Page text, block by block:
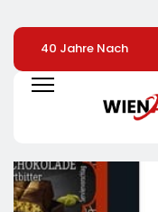
40 Jahre Nach
Chornobyl:
Greenpeace-Aktive
Protestieren Für
Zerstörten
Schutzhülle /